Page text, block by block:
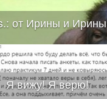
от Ирины и Ирины
Я вижу! Я верю!